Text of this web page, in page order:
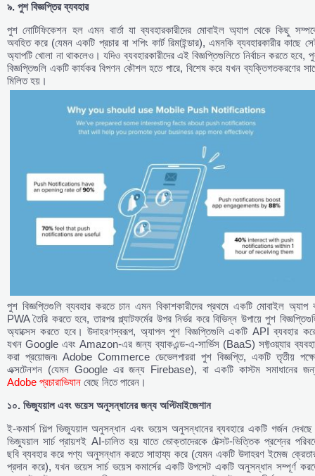
৯. পুশ বিজ্ঞপ্তির ব্যবহার
পুশ নোটিফিকেশন হল এমন বার্তা যা ব্যবহারকারীদের মোবাইল অ্যাপ থেকে কিছু
অবহিত করে (যেমন একটি প্রচার বা শপিং কার্ট রিমাইন্ডার), এমনকি ব্যবহারকারীর কাছে
অ্যাপটি খোলা না থাকলেও। যদিও ব্যবহারকারীদের এই বিজ্ঞপ্তিগুলিতে নির্বাচন করতে হবে,
বিজ্ঞপ্তিগুলি একটি কার্যকর বিপণন কৌশল হতে পারে, বিশেষ করে যখন ব্যক্তিগতকরণের
মিলিত হয়।
পুশ বিজ্ঞপ্তিগুলি ব্যবহার করতে চান এমন বিকাশকারীদের প্রথমে একটি মোবাইল অ্যাপ
PWA তৈরি করতে হবে, তারপর প্ল্যাটফর্মের উপর নির্ভর করে বিভিন্ন উপায়ে পুশ
অ্যাক্সেস করতে হবে। উদাহরণস্বরূপ, অ্যাপল পুশ বিজ্ঞপ্তিগুলি একটি API ব্যবহার
যখন Google এবং Amazon-এর জন্য ব্যাকএন্ড-এ-সার্ভিস (BaaS) সফ্টওয়্যার
করা প্রয়োজন৷ Adobe Commerce ডেভেলপাররা পুশ বিজ্ঞপ্তি, একটি তৃতীয়
এক্সটেনশন (যেমন Google এর জন্য Firebase), বা একটি কাস্টম সমাধানের
Adobe প্রচারাভিযান বেছে নিতে পারেন।
১০. ভিজ্যুয়াল এবং ভয়েস অনুসন্ধানের জন্য অপ্টিমাইজেশান
ই-কমার্স শিল্প ভিজ্যুয়াল অনুসন্ধান এবং ভয়েস অনুসন্ধানের ব্যবহারে একটি গর্জন
ভিজ্যুয়াল সার্চ প্রায়শই AI-চালিত হয় যাতে ভোক্তাদেরকে টেক্সট-ভিত্তিক প্রশ্নের
ছবি ব্যবহার করে পণ্য অনুসন্ধান করতে সাহায্য করে (যেমন একটি উদাহরণ ইমেজ
প্রদান করে), যখন ভয়েস সার্চ ভয়েস কমার্সের একটি উপসেট একটি অনুসন্ধান সম্পূর্ণ